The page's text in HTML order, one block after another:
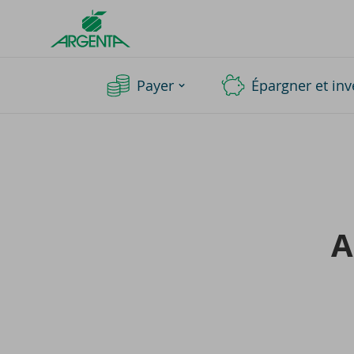
Argenta
Homepage
Payer Épargner et